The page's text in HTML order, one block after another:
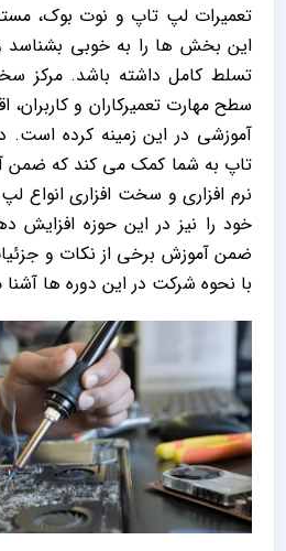
تعمیرات لپ تاپ و نوت بوک،
این بخش ها را به خوبی بشناسد
تسلط کامل داشته باشد. مرکز سخت
سطح مهارت تعمیرکاران و کاربران،
آموزشی در این زمینه کرده است.
تاپ به شما کمک می کند که ضمن
نرم افزاری و سخت افزاری انواع
خود را نیز در این حوزه افزایش
ضمن آموزش برخی از نکات و
با نحوه شرکت در این دوره ها